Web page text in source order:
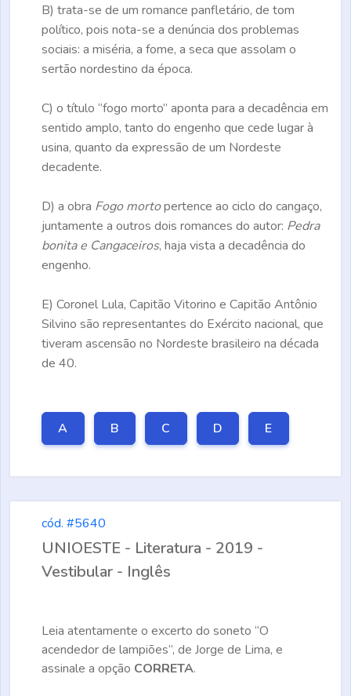
B) trata-se de um romance panfletário, de tom
político, pois nota-se a denúncia dos problemas
sociais: a miséria, a fome, a seca que assolam o
sertão nordestino da época.
C) o título “fogo morto” aponta para a decadência em
sentido amplo, tanto do engenho que cede lugar à
usina, quanto da expressão de um Nordeste
decadente.
D) a obra Fogo mortopertence ao ciclo do cangaço,
juntamente a outros dois romances do autor: Pedra
bonita e Cangaceiros, haja vista a decadência do
engenho.
E) Coronel Lula, Capitão Vitorino e Capitão Antônio
Silvino são representantes do Exército nacional, que
tiveram ascensão no Nordeste brasileiro na década
de 40.
A B C D E
cód. #5640
UNIOESTE - Literatura - 2019 -
Vestibular - Inglês
Leia atentamente o excerto do soneto “O
acendedor de lampiões”, de Jorge de Lima, e
assinale a opção CORRETA.